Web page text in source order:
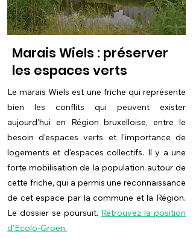
Marais Wiels : préserver
les espaces verts
Le marais Wiels est une friche qui représente
bien les conflits qui peuvent exister
aujourd'hui en Région bruxelloise, entre le
besoin d'espaces verts et l'importance de
logements et d'espaces collectifs. Il y a une
forte mobilisation de la population autour de
cette friche, qui a permis une reconnaissance
de cet espace par la commune et la Région.
Le dossier se poursuit. Retrouvez la position
d'Ecolo-Groen.